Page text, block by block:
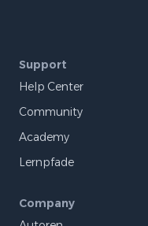
Support
Help Center
Community
Academy
Lernpfade
Company